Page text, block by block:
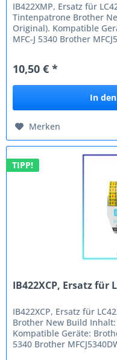
IB422XMP, Ersatz für
Tintenpatrone Brother
Original). Kompatible
MFC-J 5340 Brother
10,50 € *
In den
Merken
TIPP!
IB422XCP, Ersatz für
IB422XCP, Ersatz für
Brother New Build
Kompatible Geräte:
5340 Brother